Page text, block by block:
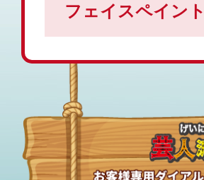
フェイスペイント